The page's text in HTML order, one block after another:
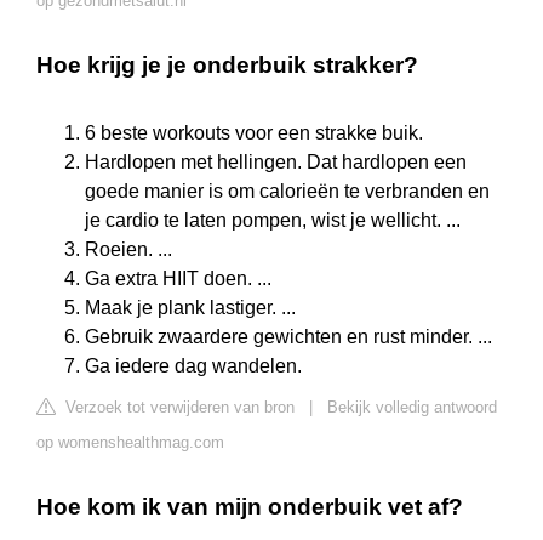
Hoe krijg je je onderbuik strakker?
6 beste workouts voor een strakke buik.
Hardlopen met hellingen. Dat hardlopen een
goede manier is om calorieën te verbranden en
je cardio te laten pompen, wist je wellicht. ...
Roeien. ...
Ga extra HIIT doen. ...
Maak je plank lastiger. ...
Gebruik zwaardere gewichten en rust minder. ...
Ga iedere dag wandelen.
Verzoek tot verwijderen van bron
Bekijk volledig antwoord
op womenshealthmag.com
Hoe kom ik van mijn onderbuik vet af?